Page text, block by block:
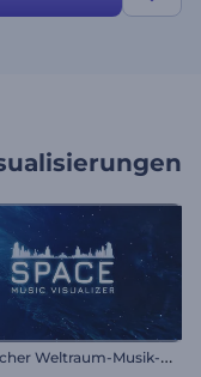
U
nendlicher Weltraum-Musik-Visualizer